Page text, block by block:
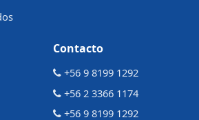
Contacto
+56 9 8199 1292
+56 2 3366 1174
+56 9 8199 1292